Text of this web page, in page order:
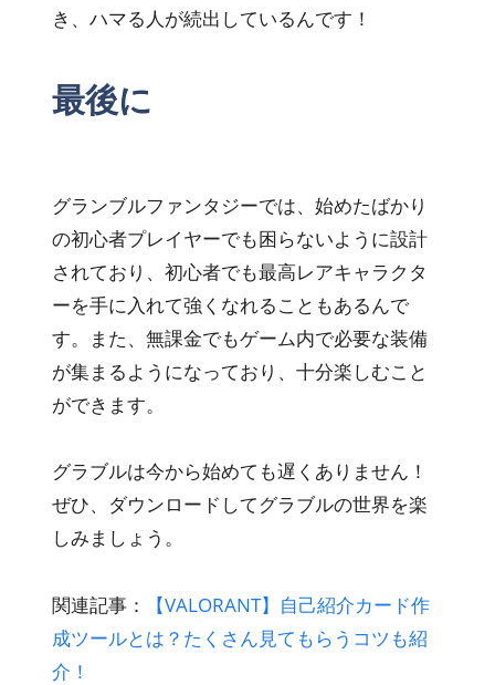
き、ハマる人が続出しているんです！
最後に
グランブルファンタジーでは、始めたばかり
の初心者プレイヤーでも困らないように設計
されており、初心者でも最高レアキャラクタ
ーを手に入れて強くなれることもあるんで
す。また、無課金でもゲーム内で必要な装備
が集まるようになっており、十分楽しむこと
ができます。
グラブルは今から始めても遅くありません！
ぜひ、ダウンロードしてグラブルの世界を楽
しみましょう。
関連記事：
【VALORANT】自己紹介カード作
成ツールとは？たくさん見てもらうコツも紹
介！